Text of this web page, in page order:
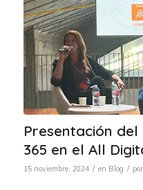
Presentación
365 en el All
15 noviembre, 2024 / en Blog / por